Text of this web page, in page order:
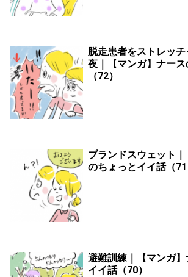
脱走患者をストレッ
夜｜【マンガ】ナー
（72）
ブランドスウェット
のちょっとイイ話（71
避難訓練｜【マンガ
イイ話（70）